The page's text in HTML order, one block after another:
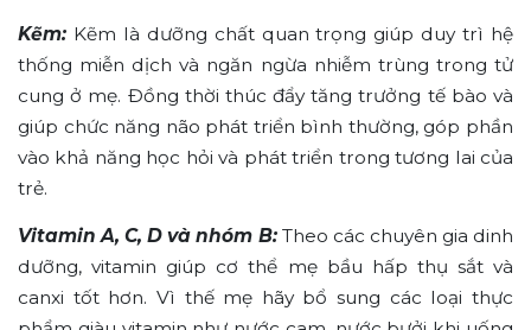
Kẽm: Kẽm là dưỡng chất quan trọng giúp duy trì hệ
thống miễn dịch và ngăn ngừa nhiễm trùng trong tử
cung ở mẹ. Đồng thời thúc đẩy tăng trưởng tế bào và
giúp chức năng não phát triển bình thường, góp phần
vào khả năng học hỏi và phát triển trong tương lai của
trẻ.
Vitamin A, C, D và nhóm B:Theo các chuyên gia dinh
dưỡng, vitamin giúp cơ thể mẹ bầu hấp thụ sắt và
canxi tốt hơn. Vì thế mẹ hãy bổ sung các loại thực